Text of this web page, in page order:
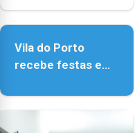
18h00.
de Vila do Porto
Vila do Porto
recebe festas em
Senhora da